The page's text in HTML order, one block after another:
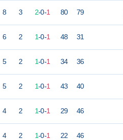
8 3 2-0-1 80 79
6 2 1-0-1 48 31
5 2 1-0-1 34 36
5 2 1-0-1 43 40
4 2 1-0-1 29 46
4 2 1-0-1 22 46